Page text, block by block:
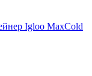
Igloo MaxCold